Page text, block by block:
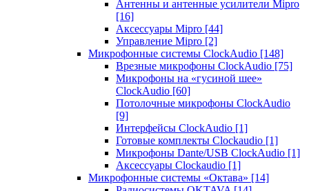
Антенны и антенные усилители Mipro
[16]
Аксессуары Mipro [44]
Управление Mipro [2]
Микрофонные системы ClockAudio [148]
Врезные микрофоны ClockAudio [75]
Микрофоны на «гусиной шее»
ClockAudio [60]
Потолочные микрофоны ClockAudio
[9]
Интерфейсы ClockAudio [1]
Готовые комплекты Clockaudio [1]
Микрофоны Dante/USB ClockAudio [1]
Аксессуары Clockaudio [1]
Микрофонные системы «Октава» [14]